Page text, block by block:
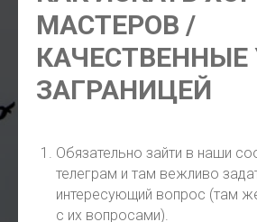
МАСТЕРОВ /
КАЧЕСТВЕННЫЕ
ЗАГРАНИЦЕЙ
Обязательно зайти в наши
телеграм и там вежливо
интересующий вопрос (там
с их вопросами).